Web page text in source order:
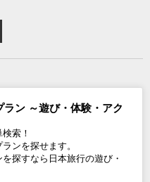
ン ～遊び・体験・アク
索！
ンを探せます。
探すなら日本旅行の遊び・